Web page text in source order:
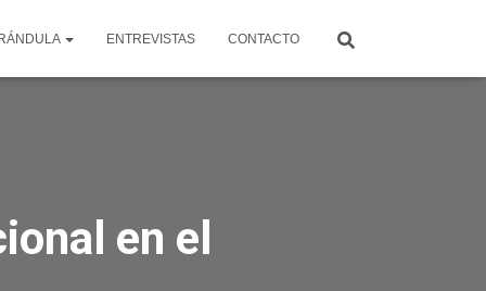
ENTREVISTAS CONTACTO
en el